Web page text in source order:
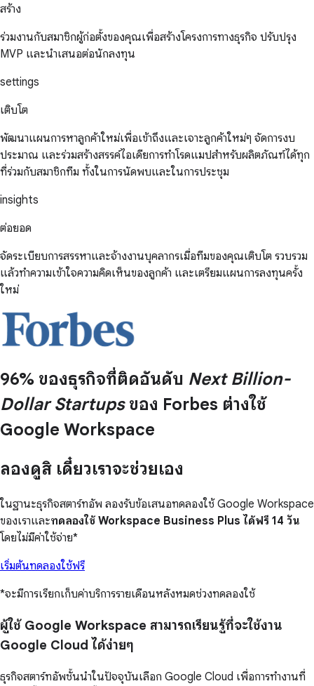
สร้าง
ร่วมงานกับสมาชิกผู้ก่อตั้งของคุณเพื่อสร้างโครงการทางธุรกิจ ปรับปรุง
MVP และนำเสนอต่อนักลงทุน
settings
เติบโต
พัฒนาแผนการหาลูกค้าใหม่เพื่อเข้าถึงและเจาะลูกค้าใหม่ๆ จัดการงบ
ประมาณ และร่วมสร้างสรรค์ไอเดียการทำโรดแมปสำหรับผลิตภัณฑ์ได้ทุก
ที่ร่วมกับสมาชิกทีม ทั้งในการนัดพบและในการประชุม
insights
ต่อยอด
จัดระเบียบการสรรหาและจ้างงานบุคลากรเมื่อทีมของคุณเติบโต รวบรวม
แล้วทำความเข้าใจความคิดเห็นของลูกค้า และเตรียมแผนการลงทุนครั้ง
ใหม่
96% ของธุรกิจที่ติดอันดับ Next Billion-
Dollar Startupsของ Forbes ต่างใช้
Google Workspace
ลองดูสิ เดี๋ยวเราจะช่วยเอง
ในฐานะธุรกิจสตาร์ทอัพ ลองรับข้อเสนอทดลองใช้ Google Workspace
ของเราและทดลองใช้ Workspace Business Plus ได้ฟรี 14 วัน
โดยไม่มีค่าใช้จ่าย*
เริ่มต้นทดลองใช้ฟรี
*จะมีการเรียกเก็บค่าบริการรายเดือนหลังหมดช่วงทดลองใช้
ผู้ใช้ Google Workspace สามารถเรียนรู้ที่จะใช้งาน
Google Cloud ได้ง่ายๆ
ธุรกิจสตาร์ทอัพชั้นนำในปัจจุบันเลือก Google Cloud เพื่อการทำงานที่